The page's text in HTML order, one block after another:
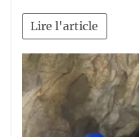
Lire l'article